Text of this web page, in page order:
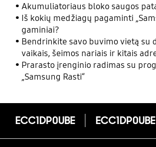
Akumuliatoriaus bloko saugos
Iš kokių medžiagų pagaminti
gaminiai?
Bendrinkite savo buvimo vietą su
vaikais, šeimos nariais ir kitais
programą „Samsung Rasti“
Prarasto įrenginio radimas su
„Samsung Rasti“
ECC1DP0UBE ECC1DP0UBE